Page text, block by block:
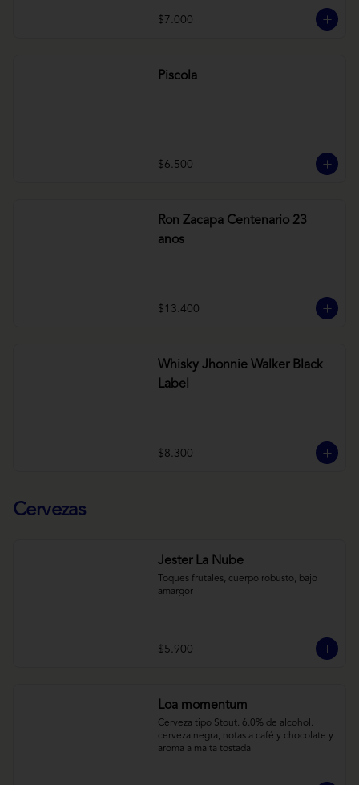
$7.000
Piscola
$6.500
Ron Zacapa Centenario 23
anos
$13.400
Whisky Jhonnie Walker Black
Label
$8.300
Cervezas
Jester La Nube
Toques frutales, cuerpo robusto, bajo
amargor
$5.900
Loa momentum
Cerveza tipo Stout. 6.0% de alcohol.
cerveza negra, notas a café y chocolate y
aroma a malta tostada